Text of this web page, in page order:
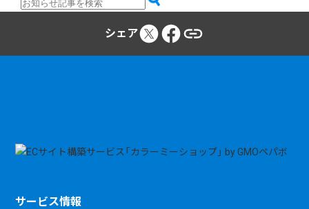
シェア
サービス情報